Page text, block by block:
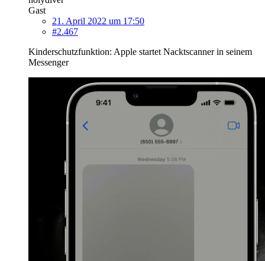
Gast
21. April 2022 um 17:50
#2.467
Kinderschutzfunktion: Apple startet Nacktscanner in seinem
Messenger